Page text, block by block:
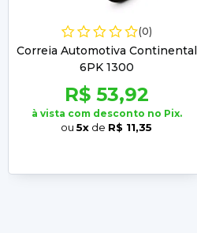
(0)
Correia Automotiva Continental
6PK 1300
R$ 53,92
à vista com desconto no Pix.
ou5x de R$ 11,35